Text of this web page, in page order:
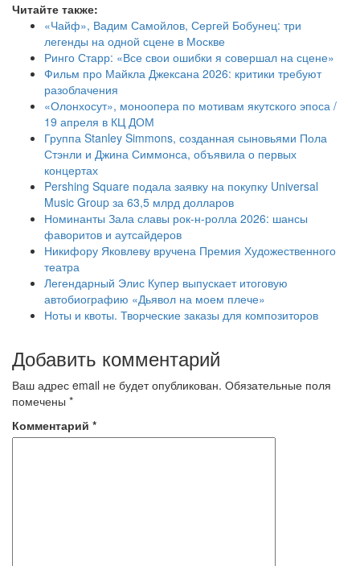
Читайте также:
«Чайф», Вадим Самойлов, Сергей Бобунец: три
легенды на одной сцене в Москве
Ринго Старр: «Все свои ошибки я совершал на сцене»
Фильм про Майкла Джексана 2026: критики требуют
разоблачения
«Олонхосут», моноопера по мотивам якутского эпоса /
19 апреля в КЦ ДОМ
Группа Stanley Simmons, созданная сыновьями Пола
Стэнли и Джина Симмонса, объявила о первых
концертах
Pershing Square подала заявку на покупку Universal
Music Group за 63,5 млрд долларов
Номинанты Зала славы рок-н-ролла 2026: шансы
фаворитов и аутсайдеров
Никифору Яковлеву вручена Премия Художественного
театра
Легендарный Элис Купер выпускает итоговую
автобиографию «Дьявол на моем плече»
Ноты и квоты. Творческие заказы для композиторов
Добавить комментарий
Ваш адрес email не будет опубликован. Обязательные поля
помечены *
Комментарий *